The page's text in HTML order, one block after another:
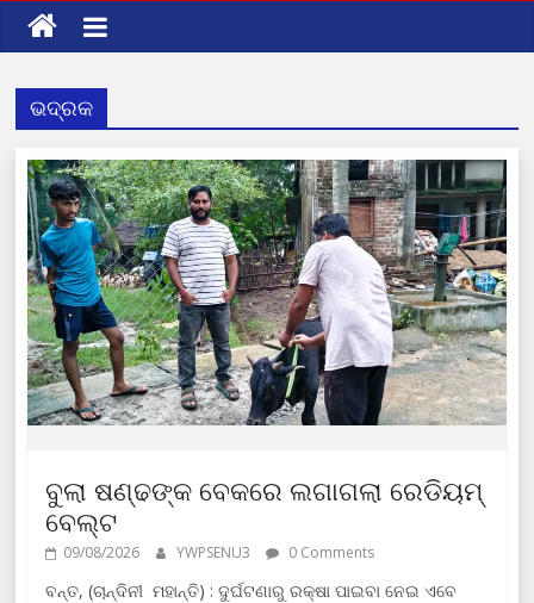
ଭଦ୍ରକ
ବୁଲା ଷଣ୍ଢଙ୍କ ବେକରେ ଲଗାଗଲା ରେଡିୟମ୍
ବେଲ୍ଟ
09/08/2026 YWPSENU3 0 Comments
ବନ୍ତ, (ଚାନ୍ଦିନୀ ମହାନ୍ତି) : ଦୁର୍ଘଟଣାରୁ ରକ୍ଷା ପାଇବା ନେଇ ଏବେ